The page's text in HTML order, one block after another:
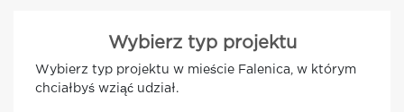
Wybierz typ projektu
Wybierz typ projektu w mieście Falenica, w którym
chciałbyś wziąć udział.